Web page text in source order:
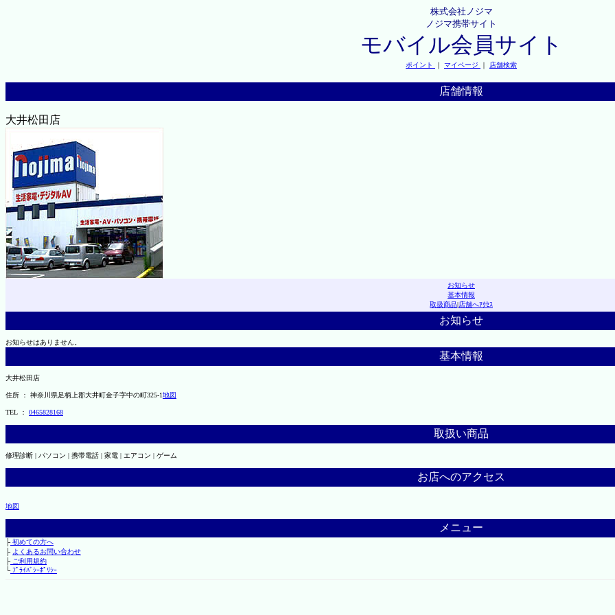
株式会社ノジマ
ノジマ携帯サイト
モバイル会員サイト
ポイント ｜ マイページ ｜ 店舗検索
店舗情報
大井松田店
お知らせ
基本情報
取扱商品|店舗へｱｸｾｽ
お知らせ
お知らせはありません。
基本情報
大井松田店
住所 ： 神奈川県足柄上郡大井町金子字中の町325-1地図
TEL ： 0465828168
取扱い商品
修理診断 | パソコン | 携帯電話 | 家電 | エアコン | ゲーム
お店へのアクセス
地図
メニュー
├初めての方へ
├ よくあるお問い合わせ
├ご利用規約
└ﾌﾟﾗｲﾊﾞｼｰﾎﾟﾘｼｰ